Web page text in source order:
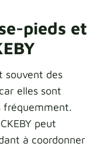
pieds et
souvent des
elles sont
fréquemment.
peut
à coordonner